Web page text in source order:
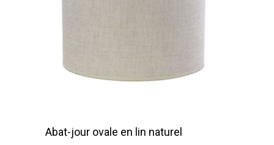
Abat-jour ovale en lin naturel